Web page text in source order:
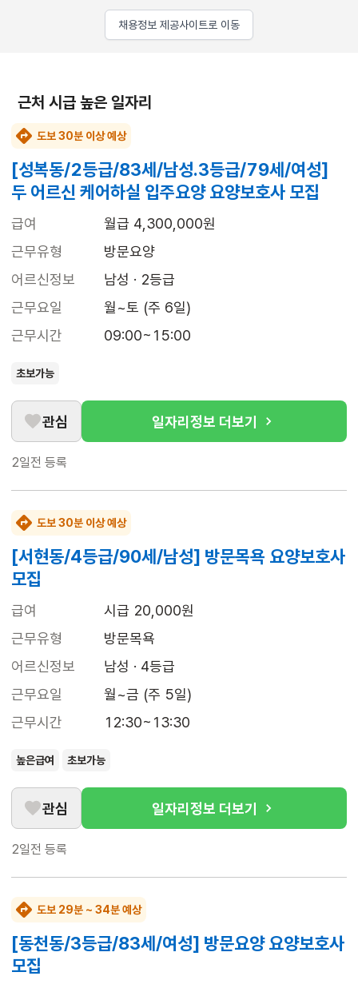
채용정보 제공사이트로 이동
근처 시급 높은 일자리
도보 30분 이상 예상
[성복동/2등급/83세/남성.3등급/79세/여성]
두 어르신 케어하실 입주요양 요양보호사 모집
급여
월급 4,300,000원
근무유형
방문요양
어르신정보
남성 · 2등급
근무요일
월~토 (주 6일)
근무시간
09:00~15:00
초보가능
관심 일자리정보 더보기
2일전 등록
도보 30분 이상 예상
[서현동/4등급/90세/남성] 방문목욕 요양보호사
모집
급여
시급 20,000원
근무유형
방문목욕
어르신정보
남성 · 4등급
근무요일
월~금 (주 5일)
근무시간
12:30~13:30
높은급여 초보가능
관심 일자리정보 더보기
2일전 등록
도보 29분 ~ 34분 예상
[동천동/3등급/83세/여성] 방문요양 요양보호사
모집